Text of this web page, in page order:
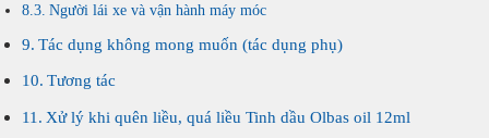
Người lái xe và vận hành máy móc
Tác dụng không mong muốn (tác dụng phụ)
Tương tác
Xử lý khi quên liều, quá liều Tinh dầu Olbas oil 12ml